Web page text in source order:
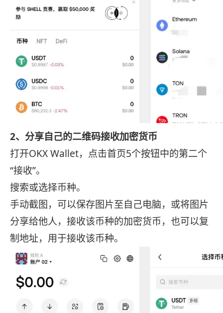
2、分享自己的二维码接收加密货币
打开OKX Wallet，点击首页5个按钮中的第二个
“接收”。
搜索或选择币种。
手动截图，可以保存图片至自己电脑，或将图片
分享给他人，接收该币种的加密货币，也可以复
制地址，用于接收该币种。